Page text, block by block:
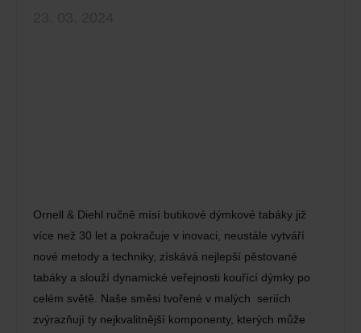
Ornell & Diehl ručně mísí butikové dýmkové tabáky již
více než 30 let a pokračuje v inovaci, neustále vytváří
nové metody a techniky, získává nejlepší pěstované
tabáky a slouží dynamické veřejnosti kouřící dýmky po
celém světě. Naše směsi tvořené v malých seriích
zvýrazňují ty nejkvalitnější komponenty, kterých může